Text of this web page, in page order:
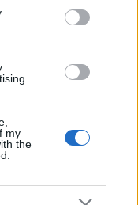
my
the
robos violentos de